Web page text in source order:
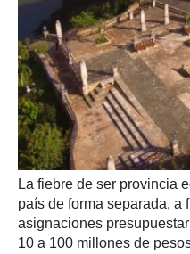
La fiebre de ser provincia
país de forma separada, a
asignaciones
10 a 100 millones de